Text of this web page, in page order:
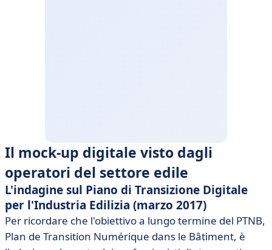
Il mock-up digitale visto dagli
operatori del settore edile
L'indagine sul Piano di Transizione Digitale
per l'Industria Edilizia (marzo 2017)
Per ricordare che l'obiettivo a lungo termine del PTNB,
Plan de Transition Numérique dans le Bâtiment, è